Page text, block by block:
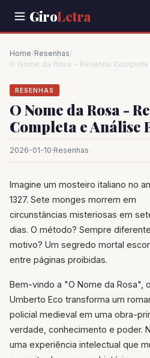
GiroLetra
Home/Resenhas/
O Nome da Rosa - Resenha
RESENHAS
O Nome da Rosa -
Completa e Análise
2026-01-10·Resenhas
Imagine um mosteiro italiano no
1327. Sete monges morrem em
circunstâncias misteriosas em
dias. O método? Sempre
motivo? Um segredo mortal
entre páginas proibidas.
Bem-vindo a "O Nome da Rosa",
Umberto Eco transforma um
policial medieval em uma obra-
verdade, conhecimento e poder.
uma experiência intelectual que